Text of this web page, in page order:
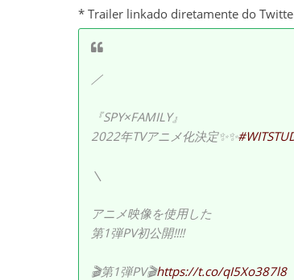
* Trailer linkado diretamente do
／
『SPY×FAMILY』
2022年TVアニメ化決定✨✨
＼
アニメ映像を使用した
第1弾PV初公開‼️‼️
🎬第1弾PV🎬https://t.co/qI5Xo387l8